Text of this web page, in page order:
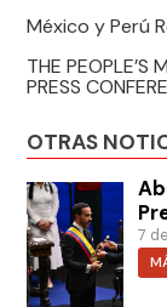
México y Perú
THE PEOPLE’S
PRESS
OTRAS
7